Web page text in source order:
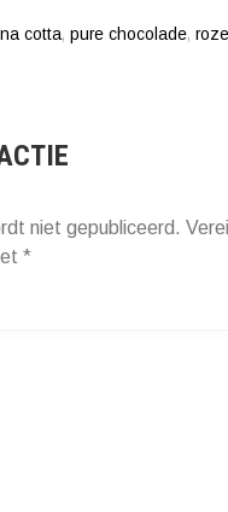
cotta,pure chocolade,
niet gepubliceerd.
*